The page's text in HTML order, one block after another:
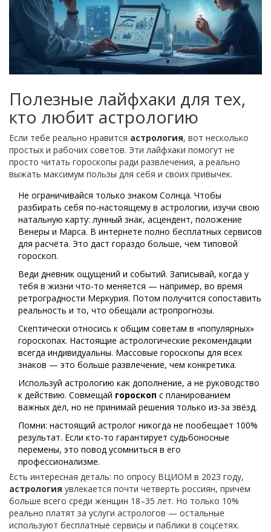
Полезные лайфхаки для тех,
кто любит астрологию
Если тебе реально нравится астрология, вот несколько
простых и рабочих советов. Эти лайфхаки помогут не
просто читать гороскопы ради развлечения, а реально
выжать максимум пользы для себя и своих привычек.
Не ограничивайся только знаком Солнца. Чтобы
разбирать себя по-настоящему в астрологии, изучи свою
натальную карту: лунный знак, асцендент, положение
Венеры и Марса. В интернете полно бесплатных сервисов
для расчёта. Это даст гораздо больше, чем типовой
гороскоп.
Веди дневник ощущений и событий. Записывай, когда у
тебя в жизни что-то меняется — например, во время
ретроградности Меркурия. Потом получится сопоставить
реальность и то, что обещали астропрогнозы.
Скептически относись к общим советам в «популярных»
гороскопах. Настоящие астрологические рекомендации
всегда индивидуальны. Массовые гороскопы для всех
знаков — это больше развлечение, чем конкретика.
Используй астрологию как дополнение, а не руководство
к действию. Совмещай гороскоп с планированием
важных дел, но не принимай решения только из‑за звёзд.
Помни: настоящий астролог никогда не пообещает 100%
результат. Если кто-то гарантирует судьбоносные
перемены, это повод усомниться в его
профессионализме.
Есть интересная деталь: по опросу ВЦИОМ в 2023 году,
астрология увлекается почти четверть россиян, причём
больше всего среди женщин 18–35 лет. Но только 10%
реально платят за услуги астрологов — остальные
используют бесплатные сервисы и паблики в соцсетях.